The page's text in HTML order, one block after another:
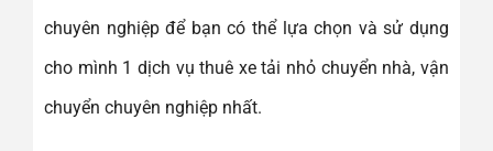
chuyên nghiệp để bạn có thể lựa chọn và sử dụng
cho mình 1 dịch vụ thuê xe tải nhỏ chuyển nhà, vận
chuyển chuyên nghiệp nhất.